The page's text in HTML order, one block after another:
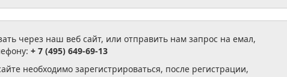
через наш веб сайт, или отправить нам запрос на емал,
+ 7 (495) 649-69-13
необходимо зарегистрироваться, после регистрации,